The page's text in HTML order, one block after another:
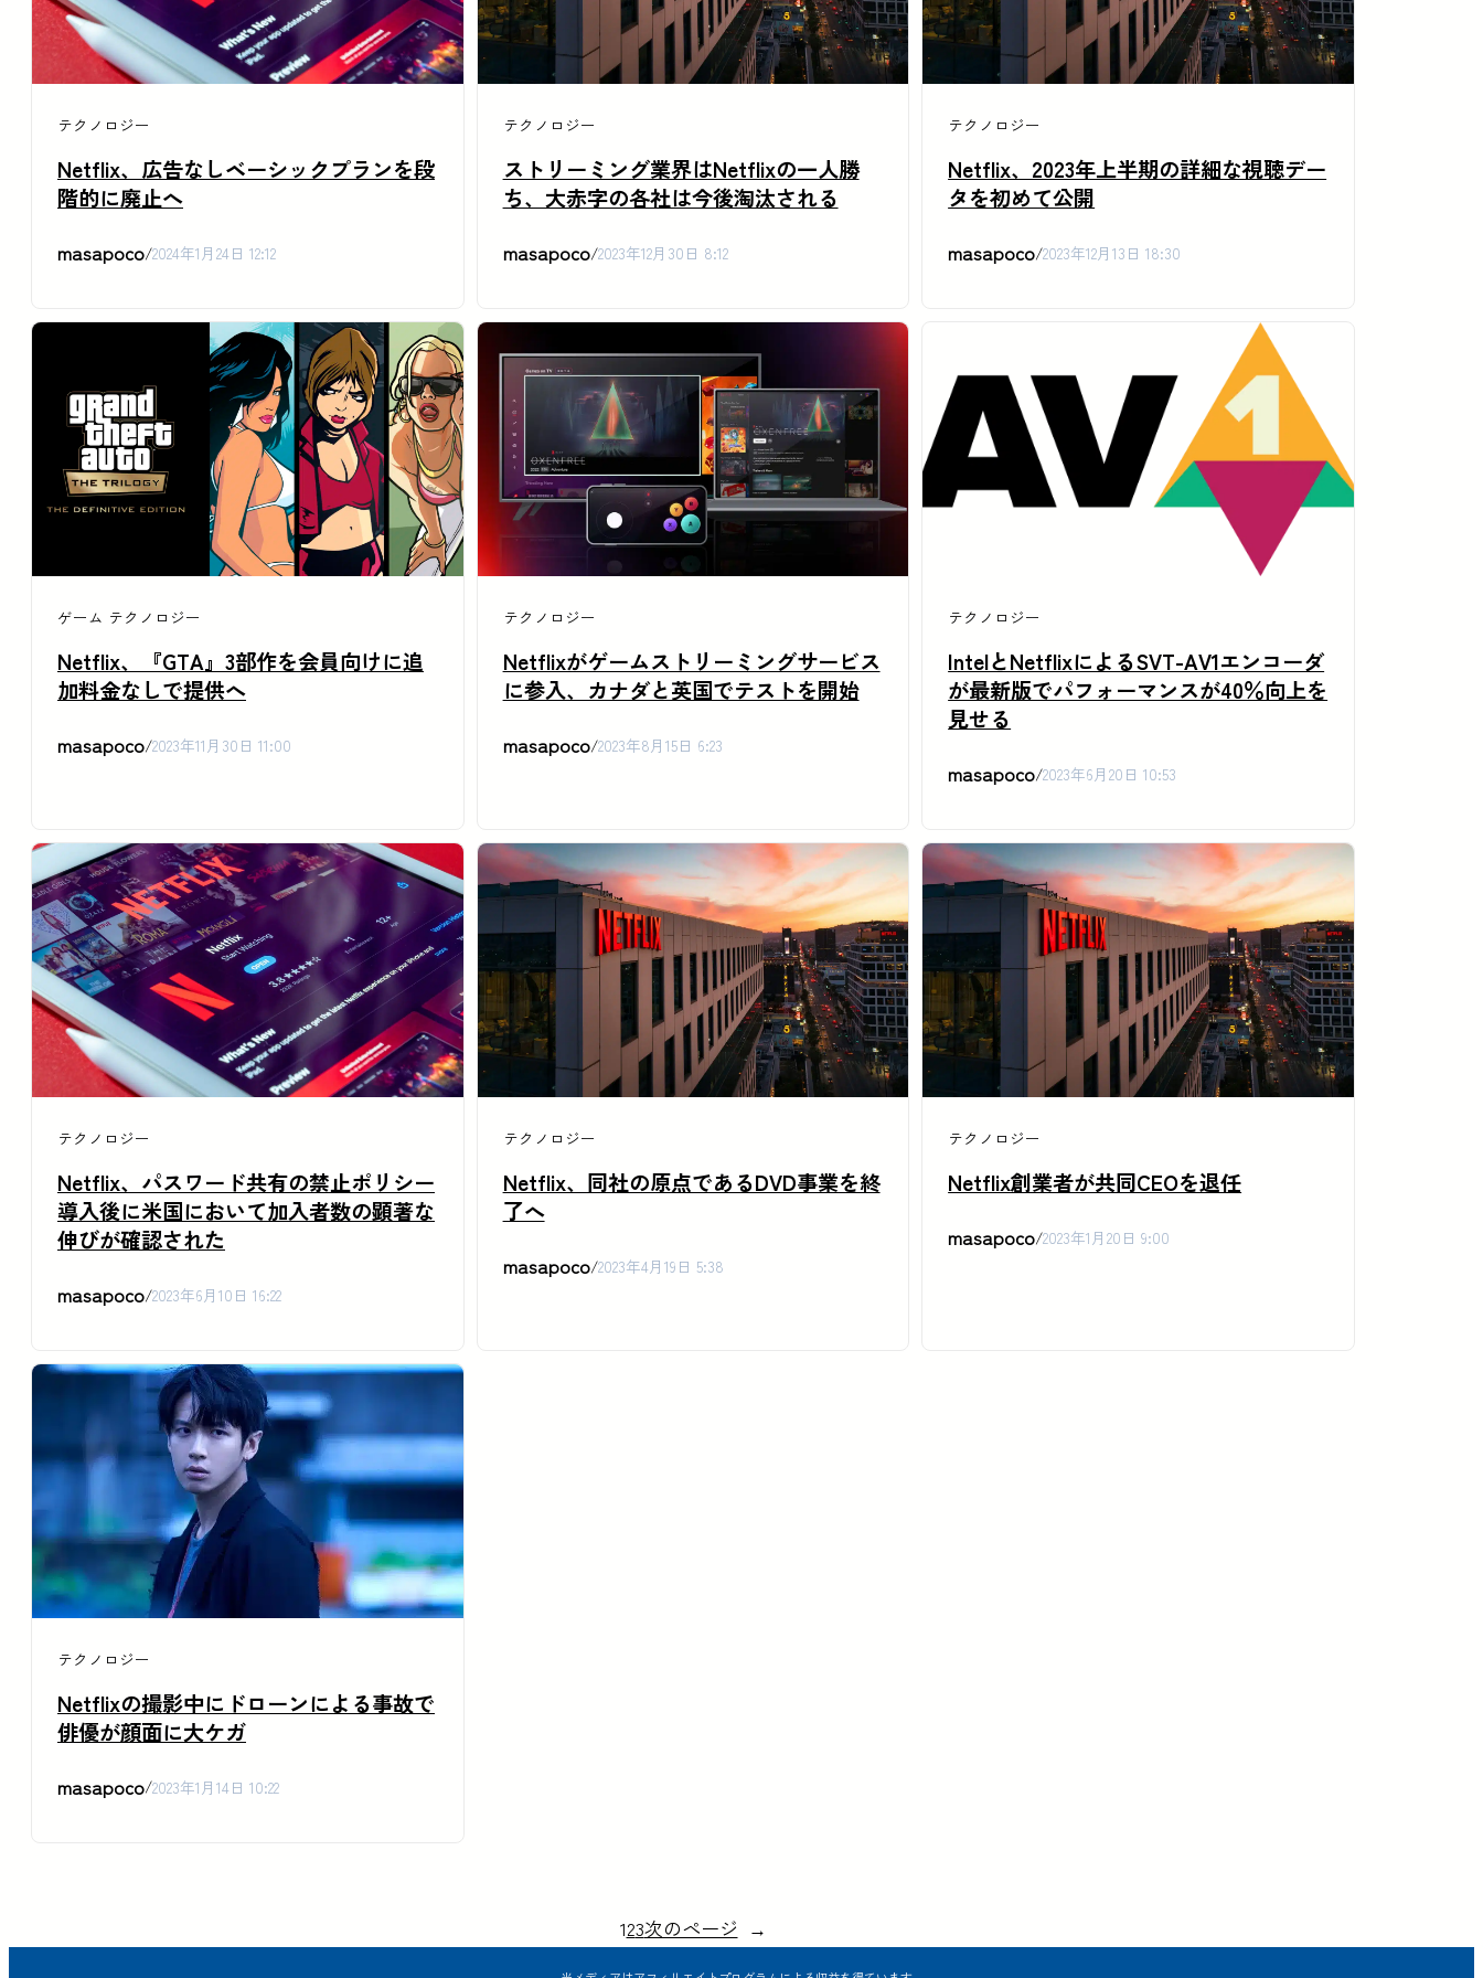
テクノロジー
Netflix、広告なしベーシックプランを段
階的に廃止へ
masapoco/2024年1月24日 12:12
テクノロジー
ストリーミング業界はNetflixの一人勝
ち、大赤字の各社は今後淘汰される
masapoco/2023年12月30日 8:12
テクノロジー
Netflix、2023年上半期の詳細な視聴デー
タを初めて公開
masapoco/2023年12月13日 18:30
ゲーム テクノロジー
Netflix、『GTA』3部作を会員向けに追
加料金なしで提供へ
masapoco/2023年11月30日 11:00
テクノロジー
Netflixがゲームストリーミングサービス
に参入、カナダと英国でテストを開始
masapoco/2023年8月15日 6:23
テクノロジー
IntelとNetflixによるSVT-AV1エンコーダ
が最新版でパフォーマンスが40％向上を
見せる
masapoco/2023年6月20日 10:53
テクノロジー
Netflix、パスワード共有の禁止ポリシー
導入後に米国において加入者数の顕著な
伸びが確認された
masapoco/2023年6月10日 16:22
テクノロジー
Netflix、同社の原点であるDVD事業を終
了へ
masapoco/2023年4月19日 5:38
テクノロジー
Netflix創業者が共同CEOを退任
masapoco/2023年1月20日 9:00
テクノロジー
Netflixの撮影中にドローンによる事故で
俳優が顔面に大ケガ
masapoco/2023年1月14日 10:22
123次のページ →